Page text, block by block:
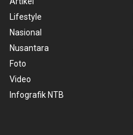
Lifestyle
Nasional
Nusantara
Foto
Video
Infografik NTB